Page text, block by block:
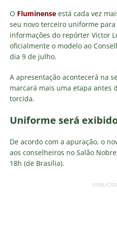
O Fluminense está cada vez
seu novo terceiro uniforme
informações do repórter Victor
oficialmente o modelo ao
dia 9 de julho.
A apresentação acontecerá na
marcará mais uma etapa antes
torcida.
Uniforme será
De acordo com a apuração, o
aos conselheiros no Salão
18h (de Brasília).